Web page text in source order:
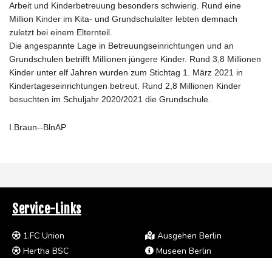
Arbeit und Kinderbetreuung besonders schwierig. Rund eine
Million Kinder im Kita- und Grundschulalter lebten demnach
zuletzt bei einem Elternteil.
Die angespannte Lage in Betreuungseinrichtungen und an
Grundschulen betrifft Millionen jüngere Kinder. Rund 3,8 Millionen
Kinder unter elf Jahren wurden zum Stichtag 1. März 2021 in
Kindertageseinrichtungen betreut. Rund 2,8 Millionen Kinder
besuchten im Schuljahr 2020/2021 die Grundschule.
I.Braun--BlnAP
Service-Links
1.FC Union
Hertha BSC
Ausgehen Berlin
Museen Berlin